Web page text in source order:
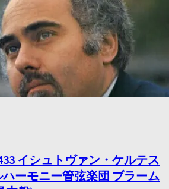
イシュトヴァン・ケルテス
ーモニー管弦楽団 ブラーム